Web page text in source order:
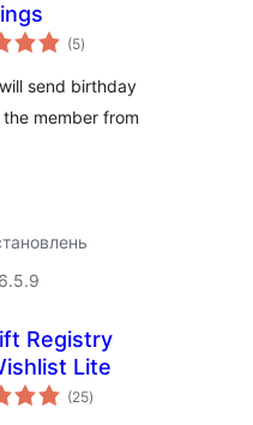
(5загальний
рейтинг
)
send birthday
member from
Registry
Lite
(25загальний
рейтинг
)